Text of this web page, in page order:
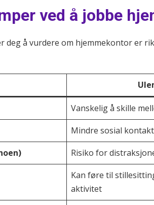
ved å jobbe
deg å vurdere om hjemmekontor er
Vanskelig å skille
Mindre sosial
Risiko for
Kan føre til
aktivitet